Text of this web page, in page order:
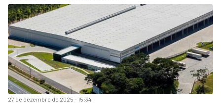
27 de dezembro de 2025 - 15:34